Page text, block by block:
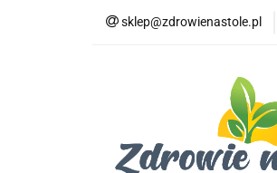
sklep@zdrowienastole.pl